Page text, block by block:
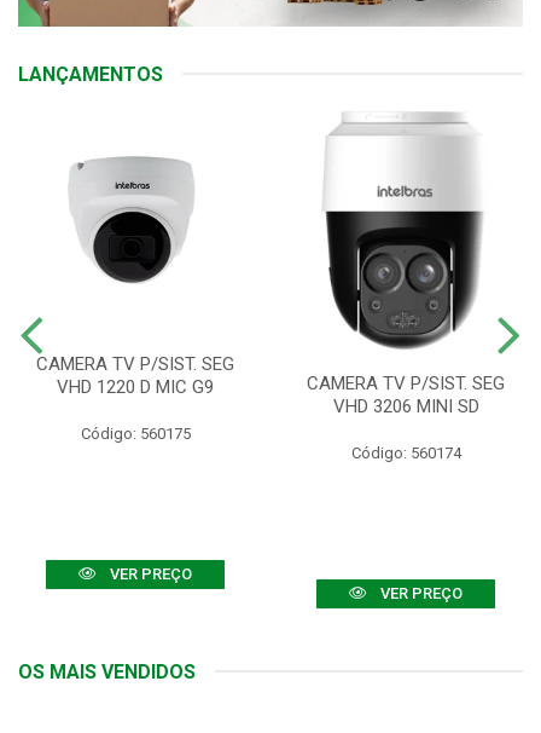
LANÇAMENTOS
CAMERA TV P/SIST. SEG
VHD 1220 D MIC G9
Código: 560175
VER PREÇO
CAMERA TV P/SIST. SEG
VHD 3206 MINI SD
Código: 560174
VER PREÇO
OS MAIS VENDIDOS